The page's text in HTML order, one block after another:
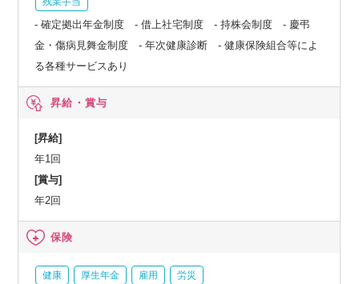
- 確定拠出年金制度 - 借上社宅制度 - 持株会制度 - 慶弔
金・傷病見舞金制度 - 年次健康診断 - 健康保険組合等によ
る各種サービスあり
昇給・賞与
[昇給]
年1回
[賞与]
年2回
保険
健康 厚生年金 雇用 労災